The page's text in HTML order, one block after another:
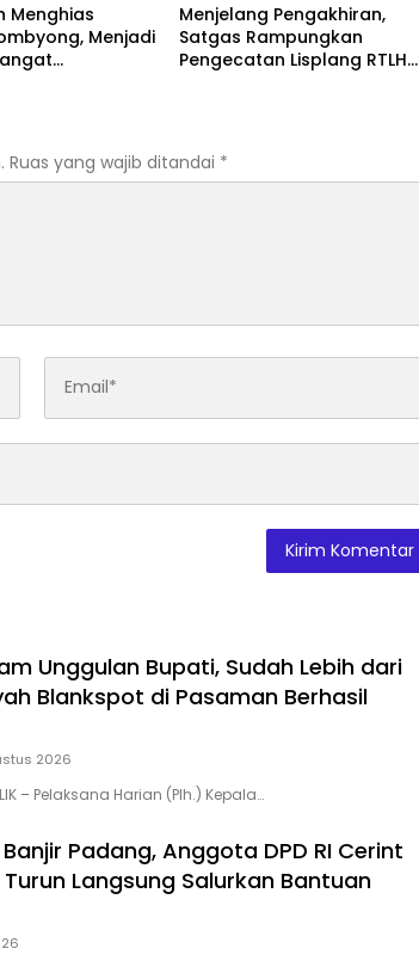
Menghias
Menjadi
Menjelang Pengakhiran,
Satgas Rampungkan
Pengecatan Lisplang RTLH
Ruas yang wajib ditandai *
Unggulan Bupati, Sudah Lebih dari
Blankspot di Pasaman Berhasil
2026
– Pelaksana Harian (Plh.) Kepala…
Padang, Anggota DPD RI Cerint
Langsung Salurkan Bantuan